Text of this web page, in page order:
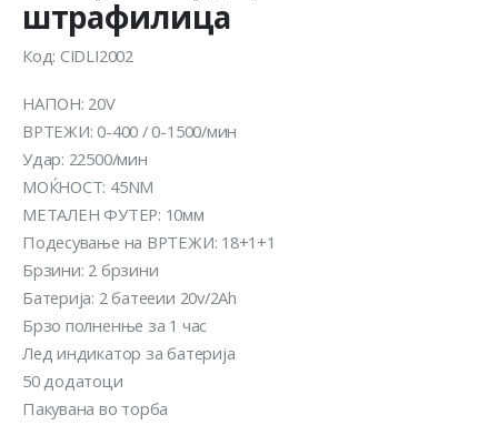
штрафилица
Код: CIDLI2002
НАПОН: 20V
ВРТЕЖИ: 0-400 / 0-1500/мин
Удар: 22500/мин
МОЌНОСТ: 45NM
МЕТАЛЕН ФУТЕР: 10мм
Подесување на ВРТЕЖИ: 18+1+1
Брзини: 2 брзини
Батерија: 2 батееии 20v/2Ah
Брзо полненње за 1 час
Лед индикатор за батерија
50 додатоци
Пакувана во торба